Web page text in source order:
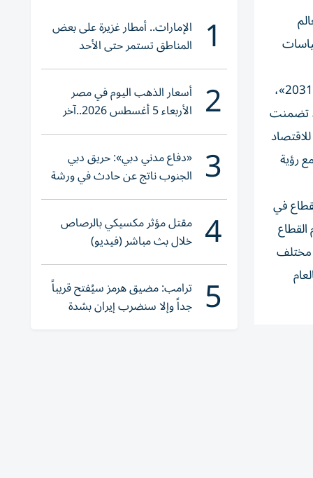
واستعرض بن طوق خلال الاجتماع جهود دولة الإمارات في تطوير وتنمية القطاع السياحي، لا سيما «الاستراتيجية الوطنية للسياحة 2031»،
تضمنت
بما يتماشى مع رؤية
تسجيل نمو بنسبة 26% في إسهام القطاع في
قيمة إسهام القطاع
809 آلاف فرصة عمل في مختلف
نمو 5% مقارنةً بالعام
1 الإمارات.. أمطار غزيرة على بعض
المناطق تستمر حتى الأحد
2 أسعار الذهب اليوم في مصر
الأربعاء 5 أغسطس 2026..آخر
تحديث لعيار 21
3 «دفاع مدني دبي»: حريق دبي
الجنوب ناتج عن حادث في ورشة
ولا إصابات
4 مقتل مؤثر مكسيكي بالرصاص
خلال بث مباشر (فيديو)
5 ترامب: مضيق هرمز سيُفتح قريباً
جداً وإلا سنضرب إيران بشدة